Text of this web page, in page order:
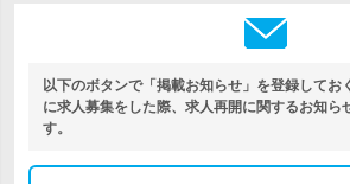
以下のボタンで「掲載お知らせ」を登録してお
に求人募集をした際、求人再開に関するお知ら
す。